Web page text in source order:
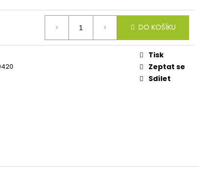
DO KOŠÍKU
Tisk
Zeptat se
Sdílet
KLASIK